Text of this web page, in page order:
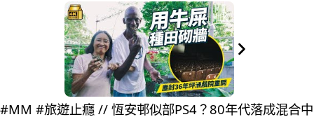
#MM #旅遊止癮 // 恆安邨似部PS4？80年代落成混合中